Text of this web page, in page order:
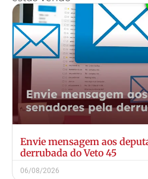
Envie mensagem aos
derrubada do Veto 45
06/08/2026